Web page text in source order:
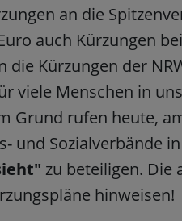
an die
auch Kürzungen
die Kürzungen der
viele Menschen in
Grund rufen heute,
und Sozialverbände
zu beteiligen. Die
hinweisen!